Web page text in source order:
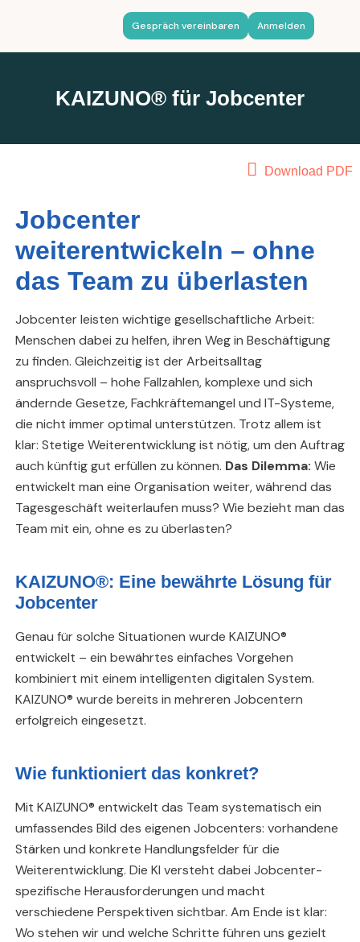
Gespräch vereinbaren Anmelden
KAIZUNO® für Jobcenter
Download PDF
Jobcenter
weiterentwickeln – ohne
das Team zu überlasten
Jobcenter leisten wichtige gesellschaftliche Arbeit:
Menschen dabei zu helfen, ihren Weg in Beschäftigung
zu finden. Gleichzeitig ist der Arbeitsalltag
anspruchsvoll – hohe Fallzahlen, komplexe und sich
ändernde Gesetze, Fachkräftemangel und IT-Systeme,
die nicht immer optimal unterstützen. Trotz allem ist
klar: Stetige Weiterentwicklung ist nötig, um den Auftrag
auch künftig gut erfüllen zu können. Das Dilemma: Wie
entwickelt man eine Organisation weiter, während das
Tagesgeschäft weiterlaufen muss? Wie bezieht man das
Team mit ein, ohne es zu überlasten?
KAIZUNO®: Eine bewährte Lösung für
Jobcenter
Genau für solche Situationen wurde KAIZUNO®
entwickelt – ein bewährtes einfaches Vorgehen
kombiniert mit einem intelligenten digitalen System.
KAIZUNO® wurde bereits in mehreren Jobcentern
erfolgreich eingesetzt.
Wie funktioniert das konkret?
Mit KAIZUNO® entwickelt das Team systematisch ein
umfassendes Bild des eigenen Jobcenters: vorhandene
Stärken und konkrete Handlungsfelder für die
Weiterentwicklung. Die KI versteht dabei Jobcenter-
spezifische Herausforderungen und macht
verschiedene Perspektiven sichtbar. Am Ende ist klar:
Wo stehen wir und welche Schritte führen uns gezielt